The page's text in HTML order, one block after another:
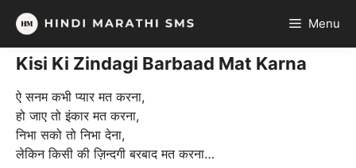
Skip
content
Menu
Kisi Ki Zindagi Barbaad Mat Karna
ऐ सनम कभी प्यार मत करना,
हो जाए तो इंकार मत करना,
निभा सको तो निभा देना,
लेकिन किसी की ज़िन्दगी बरबाद मत करना…